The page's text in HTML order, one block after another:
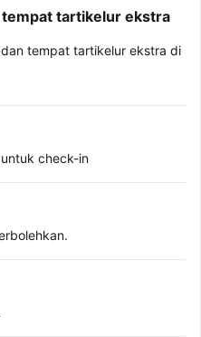
tempat tartikelur ekstra
tempat tartikelur ekstra di
check-in